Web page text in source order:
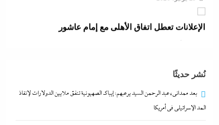
الإعلانات تعطل اتفاق الأهلى مع إمام عاشور
29 يوليو، 2026
بصراع الروايات..بين “هجوم بمسيّرة بلا أدلة ولا اعتراف”
و”حادث عرضي بدون تبرير”
29 يوليو، 2026
نُشر حديثًا
بعد ممدانى، عبد الرحمن السيد يرعبهم: إيباك الصهيونية تنفق ملايين الدولارات لإنقاذ
المد الإسرائيلي في أمريكا